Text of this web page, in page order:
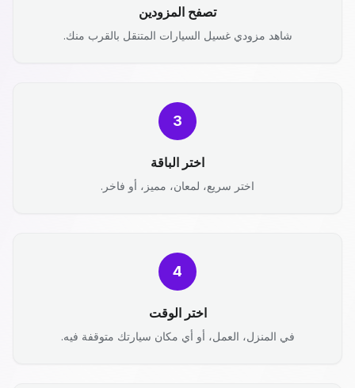
تصفح المزودين
شاهد مزودي غسيل السيارات المتنقل بالقرب منك.
3
اختر الباقة
اختر سريع، لمعان، مميز، أو فاخر.
4
اختر الوقت
في المنزل، العمل، أو أي مكان سيارتك متوقفة فيه.